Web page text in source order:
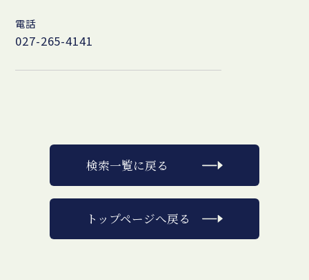
電話
027-265-4141
検索一覧に戻る
トップページへ戻る